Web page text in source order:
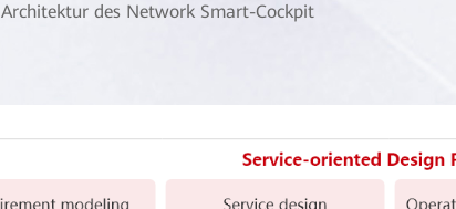
Architektur des Network Smart-Cockpit